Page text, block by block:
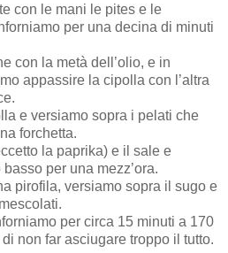
con le mani le pites e le
per una decina di minuti
con la metà dell’olio, e in
appassire la cipolla con l’altra
e versiamo sopra i pelati che
forchetta.
la paprika) e il sale e
per una mezz’ora.
pirofila, versiamo sopra il sugo e
per circa 15 minuti a 170
non far asciugare troppo il tutto.